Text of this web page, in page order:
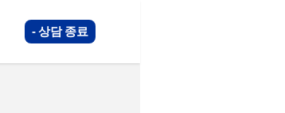
상담 종료